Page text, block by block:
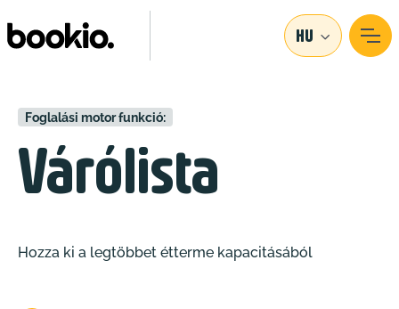
HU
Foglalási motor funkció:
Várólista
Hozza ki a legtöbbet étterme kapacitásából